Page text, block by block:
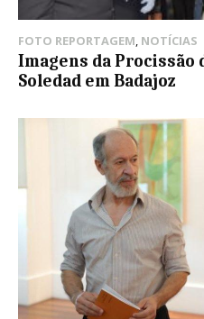
FOTO REPORTAGEM, NOTÍCIAS
Imagens da Procissão
Soledad em Badajoz